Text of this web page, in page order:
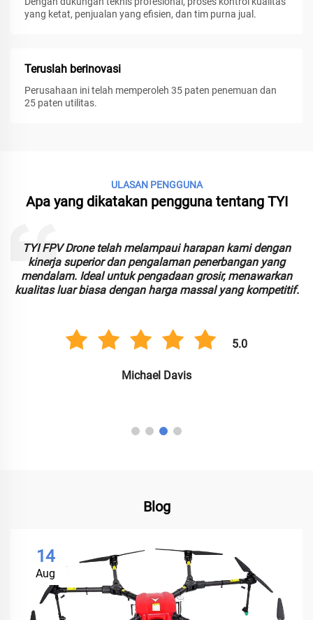
yang ketat, penjualan yang efisien, dan tim purna jual.
Teruslah berinovasi
Perusahaan ini telah memperoleh 35 paten penemuan dan
25 paten utilitas.
ULASAN PENGGUNA
Apa yang dikatakan pengguna tentang TYI
TYI FPV Drone telah melampaui harapan kami dengan
kinerja superior dan pengalaman penerbangan yang
mendalam. Ideal untuk pengadaan grosir, menawarkan
kualitas luar biasa dengan harga massal yang kompetitif.
5.0
Michael Davis
Blog
14
Aug